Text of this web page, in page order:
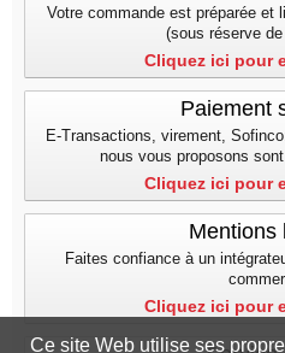
Votre commande est préparée et
(sous réserve
Cliquez ici pour
Paiement
E-Transactions, virement,
nous vous proposons
Cliquez ici pour
Mentions
Faites confiance à un
Cliquez ici pour
Ce site Web utilise ses